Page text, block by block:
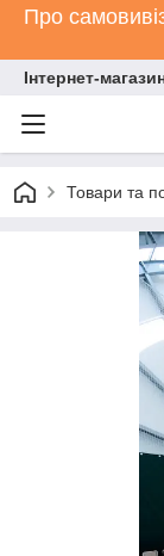
Про
Інтернет-
Товари та